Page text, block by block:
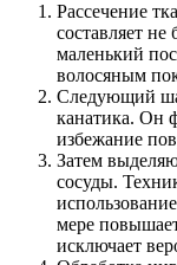
Рассечение
составляет
маленький
волосяным
Следующий
канатика. Он
избежание
Затем
сосуды.
мере
исключает